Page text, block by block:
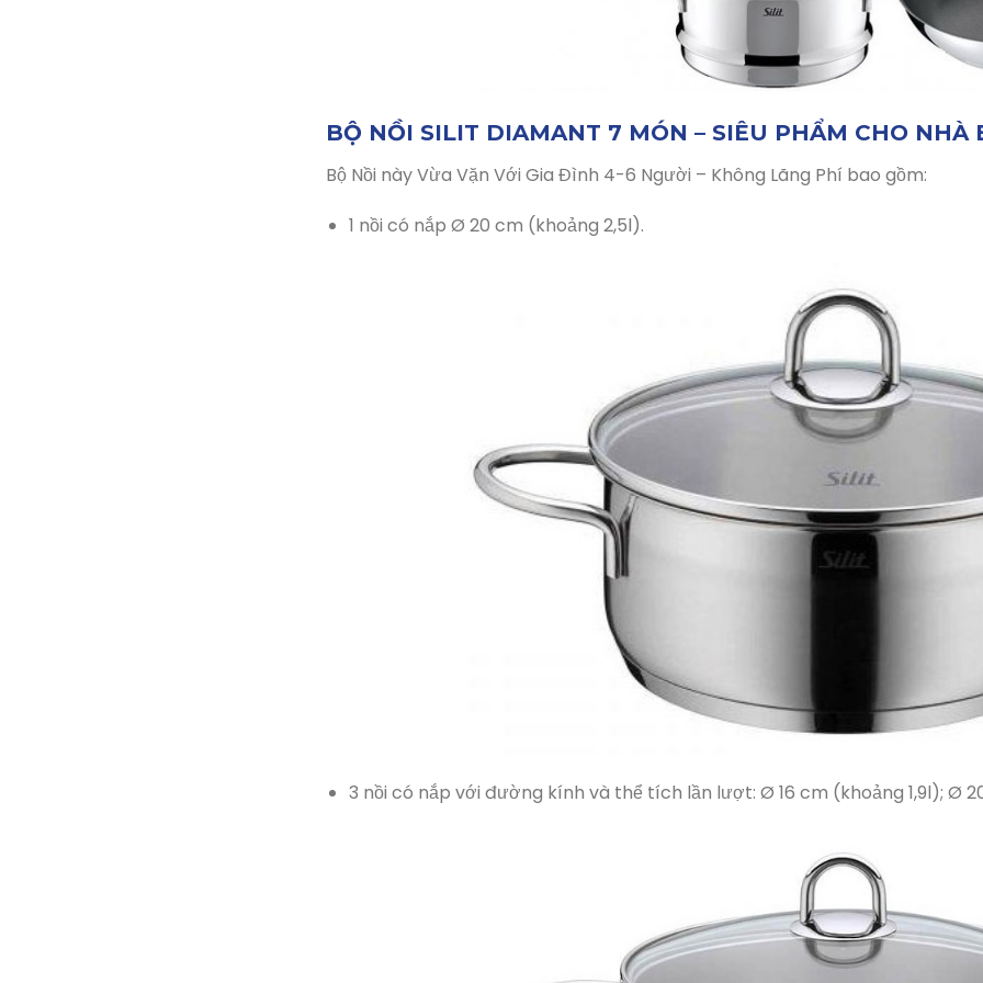
BỘ NỒI SILIT DIAMANT 7 MÓN – SIÊU PHẨM CHO NHÀ
Bộ Nồi này Vừa Vặn Với Gia Đình 4-6 Người – Không Lãng Phí bao gồm:
1 nồi có nắp Ø 20 cm (khoảng 2,5l).
3 nồi có nắp với đường kính và thể tích lần lượt: Ø 16 cm (khoảng 1,9l); Ø